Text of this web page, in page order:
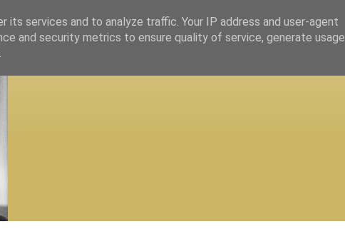
its services and to analyze traffic. Your IP address and user-agent
and security metrics to ensure quality of service, generate usage